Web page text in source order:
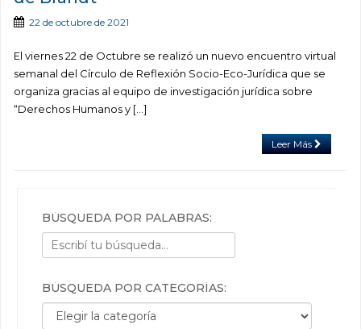
22 de octubre de 2021
El viernes 22 de Octubre se realizó un nuevo encuentro virtual
semanal del Círculo de Reflexión Socio-Eco-Jurídica que se
organiza gracias al equipo de investigación jurídica sobre
“Derechos Humanos y […]
Leer Más
BÚSQUEDA POR PALABRAS:
BÚSQUEDA POR CATEGORÍAS:
Búsqueda por categorías: